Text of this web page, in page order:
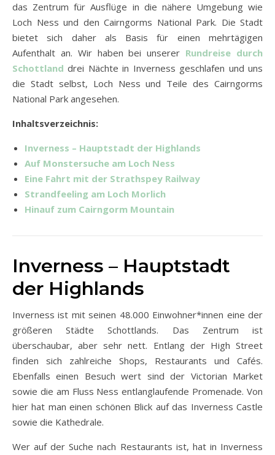
das Zentrum für Ausflüge in die nähere Umgebung wie
Loch Ness und den Cairngorms National Park. Die Stadt
bietet sich daher als Basis für einen mehrtägigen
Aufenthalt an. Wir haben bei unserer Rundreise durch
Schottland drei Nächte in Inverness geschlafen und uns
die Stadt selbst, Loch Ness und Teile des Cairngorms
National Park angesehen.
Inhaltsverzeichnis:
Inverness – Hauptstadt der Highlands
Auf Monstersuche am Loch Ness
Eine Fahrt mit der Strathspey Railway
Strandfeeling am Loch Morlich
Hinauf zum Cairngorm Mountain
Inverness – Hauptstadt
der Highlands
Inverness ist mit seinen 48.000 Einwohner*innen eine der
größeren Städte Schottlands. Das Zentrum ist
überschaubar, aber sehr nett. Entlang der High Street
finden sich zahlreiche Shops, Restaurants und Cafés.
Ebenfalls einen Besuch wert sind der Victorian Market
sowie die am Fluss Ness entlanglaufende Promenade. Von
hier hat man einen schönen Blick auf das Inverness Castle
sowie die Kathedrale.
Wer auf der Suche nach Restaurants ist, hat in Inverness